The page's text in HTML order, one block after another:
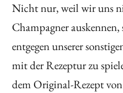
Nicht nur, weil wir uns
Champagner
entgegen unserer
mit der Rezeptur zu
dem Original-Rezept